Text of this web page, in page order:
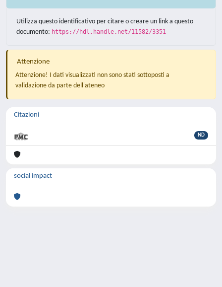
Utilizza questo identificativo per citare o creare un link a questo
documento: https://hdl.handle.net/11582/3351
Attenzione
Attenzione! I dati visualizzati non sono stati sottoposti a
validazione da parte dell'ateneo
Citazioni
ND
social impact